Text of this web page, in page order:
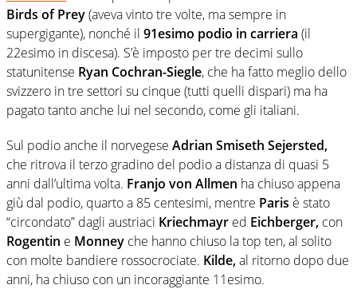
Birds of Prey(aveva vinto tre volte, ma sempre in
supergigante), nonché il 91esimo podio in carriera (il
22esimo in discesa). S’è imposto per tre decimi sullo
statunitense Ryan Cochran-Siegle, che ha fatto meglio dello
svizzero in tre settori su cinque (tutti quelli dispari) ma ha
pagato tanto anche lui nel secondo, come gli italiani.
Sul podio anche il norvegese Adrian Smiseth Sejersted,
che ritrova il terzo gradino del podio a distanza di quasi 5
anni dall’ultima volta. Franjo von Allmen ha chiuso appena
giù dal podio, quarto a 85 centesimi, mentre Paris è stato
“circondato” dagli austriaci Kriechmayr ed Eichberger, con
Rogentin e Monney che hanno chiuso la top ten, al solito
con molte bandiere rossocrociate. Kilde,al ritorno dopo due
anni, ha chiuso con un incoraggiante 11esimo.